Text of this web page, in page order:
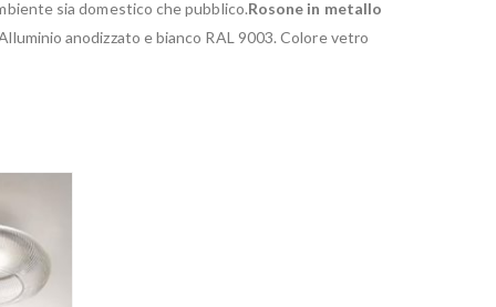
sia domestico che pubblico.Rosone in metallo
anodizzato e bianco RAL 9003. Colore vetro